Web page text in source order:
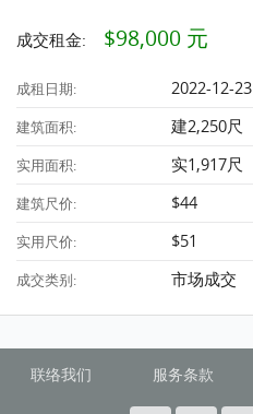
成交租金: $98,000 元
成租日期: 2022-12-23
建筑面积: 建2,250尺
实用面积: 实1,917尺
建筑尺价: $44
实用尺价: $51
成交类别: 市场成交
联络我们 服务条款